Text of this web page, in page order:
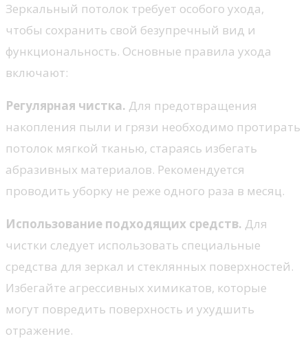
Зеркальный потолок требует особого ухода,
чтобы сохранить свой безупречный вид и
функциональность. Основные правила ухода
включают:
Регулярная чистка. Для предотвращения
накопления пыли и грязи необходимо протирать
потолок мягкой тканью, стараясь избегать
абразивных материалов. Рекомендуется
проводить уборку не реже одного раза в месяц.
Использование подходящих средств. Для
чистки следует использовать специальные
средства для зеркал и стеклянных поверхностей.
Избегайте агрессивных химикатов, которые
могут повредить поверхность и ухудшить
отражение.